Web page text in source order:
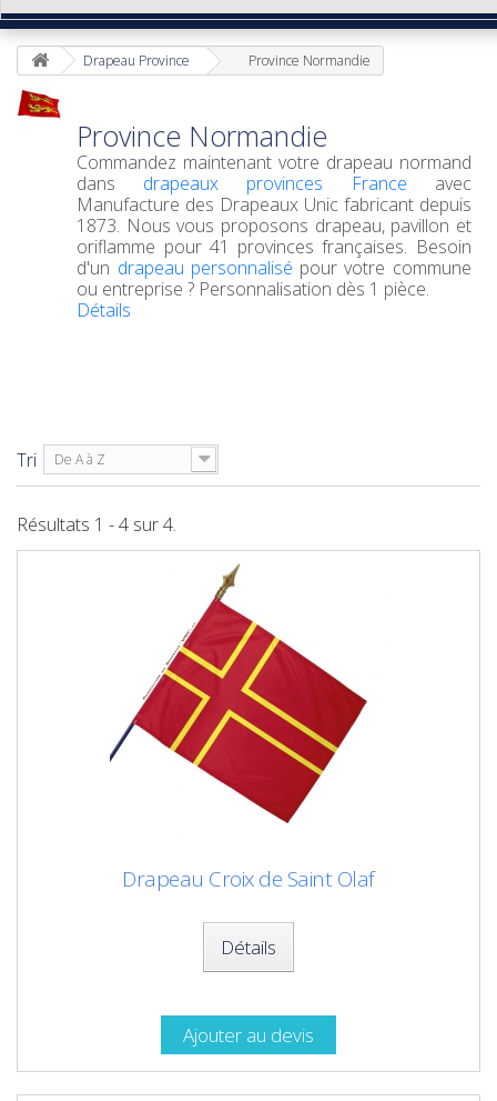
Drapeau Province Province Normandie
Province Normandie
Commandez maintenant votre drapeau normand
dans drapeaux provinces France avec
Manufacture des Drapeaux Unic fabricant depuis
1873. Nous vous proposons drapeau, pavillon et
oriflamme pour 41 provinces françaises. Besoin
d'un drapeau personnalisé pour votre commune
ou entreprise ? Personnalisation dès 1 pièce.
Détails
Tri De A à Z
Résultats 1 - 4 sur 4.
Drapeau Croix de Saint Olaf
Détails
Ajouter au devis